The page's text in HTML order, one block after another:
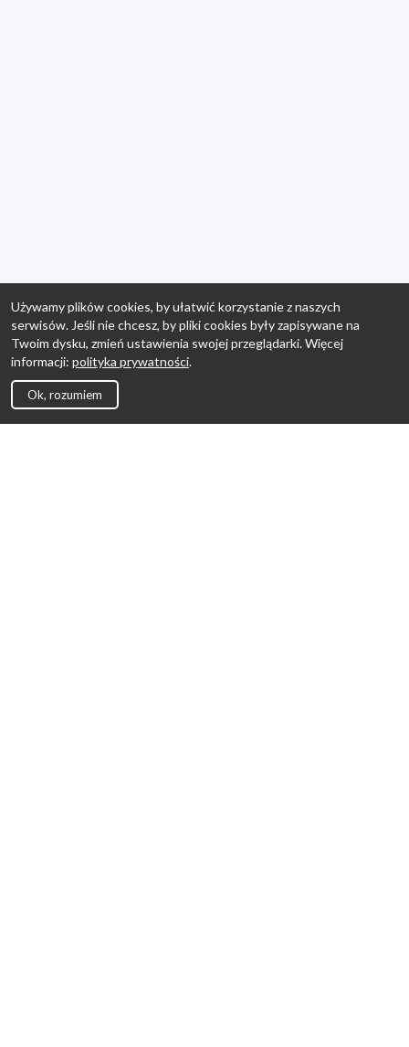
Używamy plików cookies, by ułatwić korzystanie z naszych
serwisów. Jeśli nie chcesz, by pliki cookies były zapisywane na
Twoim dysku, zmień ustawienia swojej przeglądarki. Więcej
informacji: polityka prywatności.
Ok, rozumiem